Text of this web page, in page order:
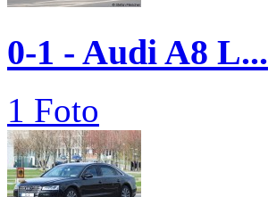
0-1 - Audi A8 L...
1 Foto